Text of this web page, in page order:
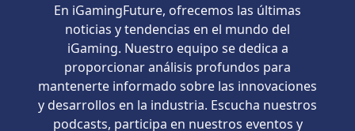
En iGamingFuture, ofrecemos las últimas
noticias y tendencias en el mundo del
iGaming. Nuestro equipo se dedica a
proporcionar análisis profundos para
mantenerte informado sobre las innovaciones
y desarrollos en la industria. Escucha nuestros
podcasts, participa en nuestros eventos y